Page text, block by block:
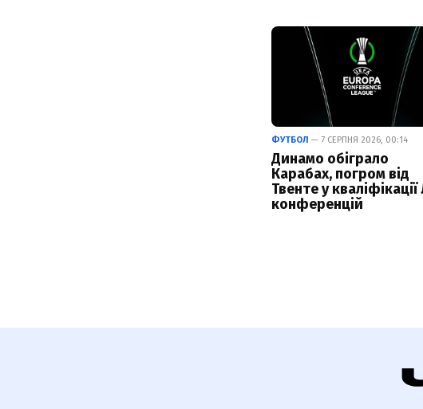
ФУТБОЛ — 7 СЕРПНЯ 2026, 00:14
Динамо обіграло
Карабах, погром від
Твенте у кваліфікації
конференцій